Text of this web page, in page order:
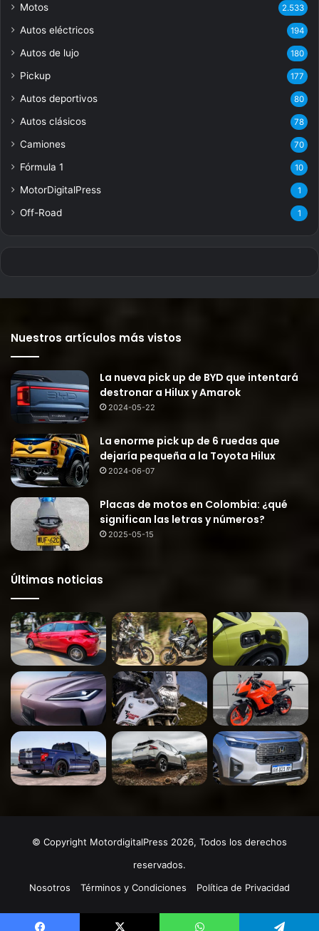
Motos 2.533
Autos eléctricos 194
Autos de lujo 180
Pickup 177
Autos deportivos 80
Autos clásicos 78
Camiones 70
Fórmula 1 10
MotorDigitalPress 1
Off-Road 1
Nuestros artículos más vistos
La nueva pick up de BYD que intentará
destronar a Hilux y Amarok
2024-05-22
La enorme pick up de 6 ruedas que
dejaría pequeña a la Toyota Hilux
2024-06-07
Placas de motos en Colombia: ¿qué
significan las letras y números?
2025-05-15
Últimas noticias
© Copyright MotordigitalPress 2026, Todos los derechos
reservados.
Nosotros
Términos y Condiciones Política de Privacidad